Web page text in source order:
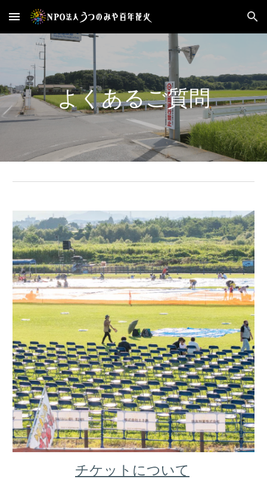
Skip to main content Skip to navigation
よくあるご質問
チケットについて